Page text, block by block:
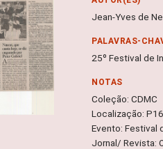
Jean-Yves de
PALAVRAS-
25º Festival de
NOTAS
Coleção: CDMC
Localização:
Evento: Festival
Jornal/ Revista: